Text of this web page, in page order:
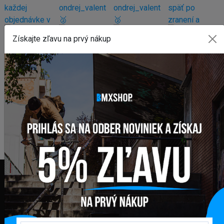
FAKTURAČNÁ ADRESA
Získajte zľavu na prvý nákup